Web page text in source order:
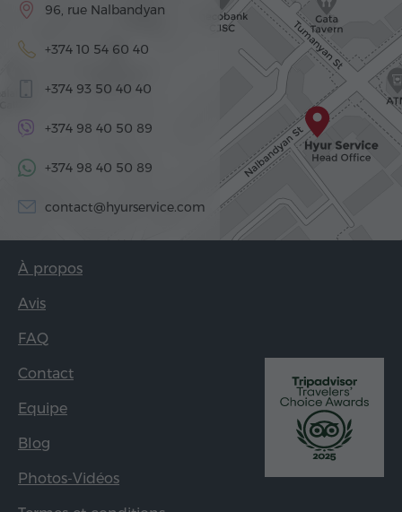
96, rue Nalbandyan
+374 10 54 60 40
+374 93 50 40 40
+374 98 40 50 89
+374 98 40 50 89
contact@hyurservice.com
À propos
Avis
FAQ
Contact
Equipe
Blog
Photos-Vidéos